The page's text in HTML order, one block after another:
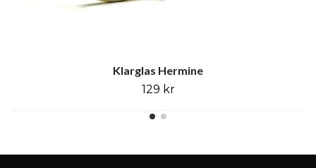
Klarglas Hermine
129 kr